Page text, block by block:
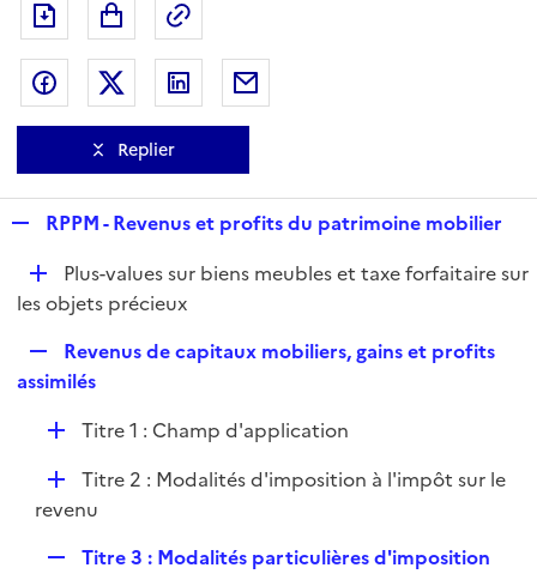
Exporter le document au format pdf
Partager sur Facebook
Partager sur Twitter
Partager sur LinkedIn
Replier
p
l
r
RPPM - Revenus et profits du patrimoine mobilier
D
é
i
e
r
Plus-values sur biens meubles et taxe forfaitaire sur
les objets précieux
e
l
i
e
r
Revenus de capitaux mobiliers, gains et profits
assimilés
D
l
Titre 1 : Champ d'application
D
é
Titre 2 : Modalités d'imposition à l'impôt sur le
revenu
Titre 3 : Modalités particulières d'imposition